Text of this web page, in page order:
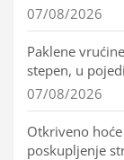
07/08/2026
Paklene
stepen, u
07/08/2026
Otkriveno
poskupljenje